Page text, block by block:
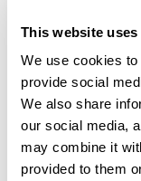
This website
We use cookies
provide social
We also share
our social media,
may combine it
provided to them
Fundación
Fundación
Fundación
Fundazioa
Getxo Kirolak